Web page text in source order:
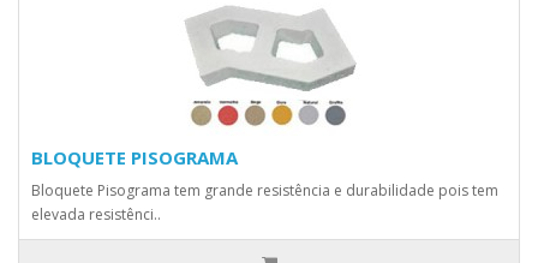
BLOQUETE PISOGRAMA
Bloquete Pisograma tem grande resistência e durabilidade pois tem
elevada resistênci..